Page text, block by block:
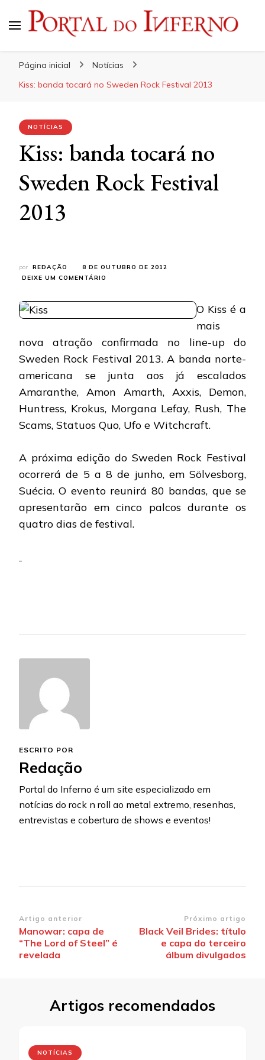
Página inicial
Notícias
Kiss: banda tocará no Sweden Rock Festival 2013
NOTÍCIAS
Kiss: banda tocará no
Sweden Rock Festival
2013
por REDAÇÃO
8 DE OUTUBRO DE 2012
DEIXE UM COMENTÁRIO
NO
ROCK
2013
O Kiss é a
mais
nova atração confirmada no line-up do
Sweden Rock Festival 2013. A banda norte-
americana se junta aos já escalados
Amaranthe, Amon Amarth, Axxis, Demon,
Huntress, Krokus, Morgana Lefay, Rush, The
Scams, Statuos Quo, Ufo e Witchcraft.
A próxima edição do Sweden Rock Festival
ocorrerá de 5 a 8 de junho, em Sölvesborg,
Suécia. O evento reunirá 80 bandas, que se
apresentarão em cinco palcos durante os
quatro dias de festival.
ESCRITO POR
Redação
Portal do Inferno é um site especializado em
notícias do rock n roll ao metal extremo, resenhas,
entrevistas e cobertura de shows e eventos!
Navegação
de
post
Artigo anterior
Manowar: capa de
“The Lord of Steel” é
revelada
Próximo artigo
Black Veil Brides: título
e capa do terceiro
álbum divulgados
Artigos recomendados
NOTÍCIAS